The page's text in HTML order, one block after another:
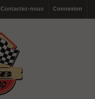
Connexion
Contactez-nous